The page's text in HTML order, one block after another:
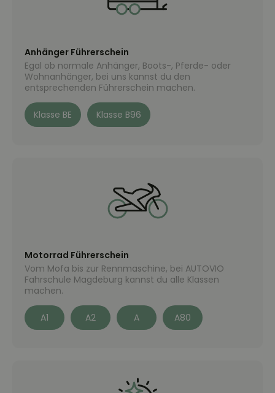
Anhänger Führerschein
Egal ob normale Anhänger, Boots-, Pferde- oder
Wohnanhänger, bei uns kannst du den
entsprechenden Führerschein machen.
Klasse BE Klasse B96
Motorrad Führerschein
Vom Mofa bis zur Rennmaschine, bei AUTOVIO
Fahrschule Magdeburg kannst du alle Klassen
machen.
A1 A2 A A80